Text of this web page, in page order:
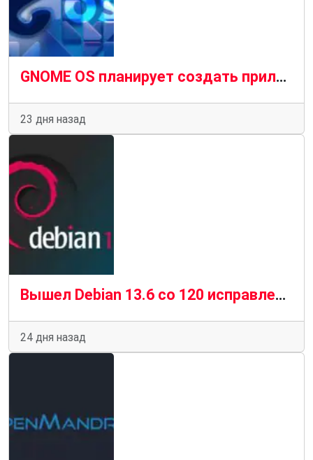
GNOME OS планирует создать приложение, похожее на TestFlight, для экспериментального программного обеспечения
23 дня назад
Вышел Debian 13.6 со 120 исправлениями уязвимостей и 124 стабильными обновлениями
24 дня назад